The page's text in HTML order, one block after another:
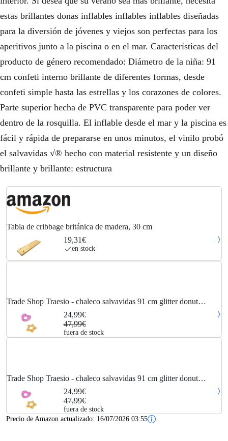
estas brillantes donas inflables inflables inflables diseñadas
para la diversión de jóvenes y viejos son perfectas para los
aperitivos junto a la piscina o en el mar. Características del
producto de género recomendado: Diámetro de la niña: 91
cm confeti interno brillante de diferentes formas, desde
confeti simple hasta las estrellas y los corazones de colores.
Parte superior hecha de PVC transparente para poder ver
dentro de la rosquilla. El inflable desde el mar y la piscina es
fácil y rápida de prepararse en unos minutos, el vinilo probó
el salvavidas √® hecho con material resistente y un diseño
brillante y brillante: estructura
Tabla de cribbage británica de madera, 30 cm
19,31€
en stock
Trade Shop Traesio - chaleco salvavidas 91 cm glitter donut
hinchable para piscina mar star heart 36141
24,99€
47,99€
fuera de stock
Trade Shop Traesio - chaleco salvavidas 91 cm glitter donut
hinchable para piscina mar star heart 36141
24,99€
47,99€
fuera de stock
Precio de Amazon actualizado: 16/07/2026 03:55